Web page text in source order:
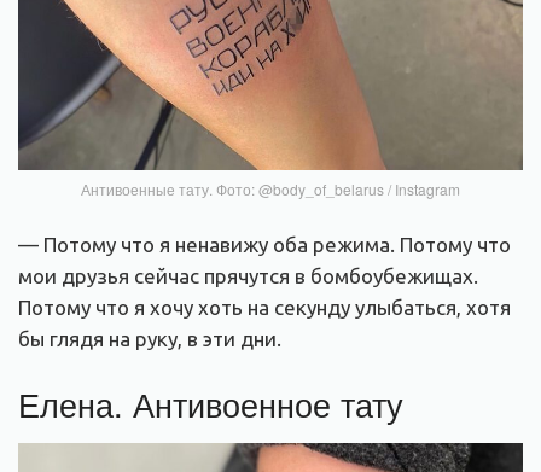
Антивоенные тату. Фото: @body_of_belarus / Instagram
— Потому что я ненавижу оба режима. Потому что
мои друзья сейчас прячутся в бомбоубежищах.
Потому что я хочу хоть на секунду улыбаться, хотя
бы глядя на руку, в эти дни.
Елена. Антивоенное тату